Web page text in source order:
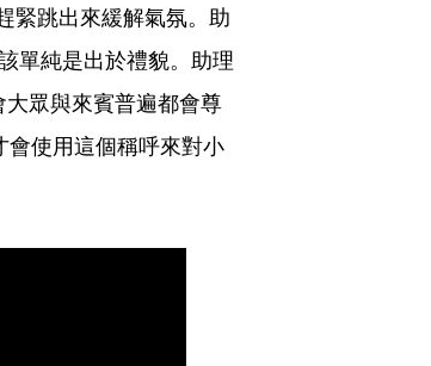
緊跳出來緩解氣氛。助
單純是出於禮貌。助理
眾與來賓普遍都會尊
會使用這個稱呼來對小